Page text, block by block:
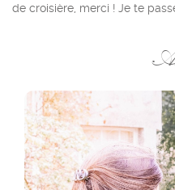
de croisière, merci ! Je te